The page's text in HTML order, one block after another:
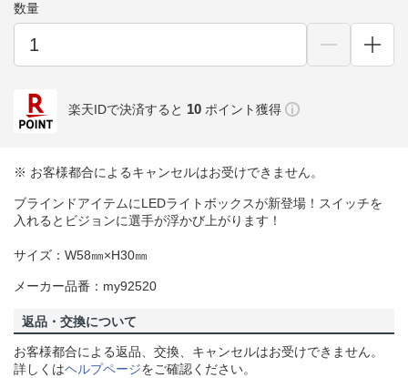
数量
楽天IDで決済すると 10 ポイント獲得
※ お客様都合によるキャンセルはお受けできません。
ブラインドアイテムにLEDライトボックスが新登場！スイッチを
入れるとビジョンに選手が浮かび上がります！
サイズ：W58㎜×H30㎜
メーカー品番：my92520
返品・交換について
お客様都合による返品、交換、キャンセルはお受けできません。
詳しくはヘルプページをご確認ください。